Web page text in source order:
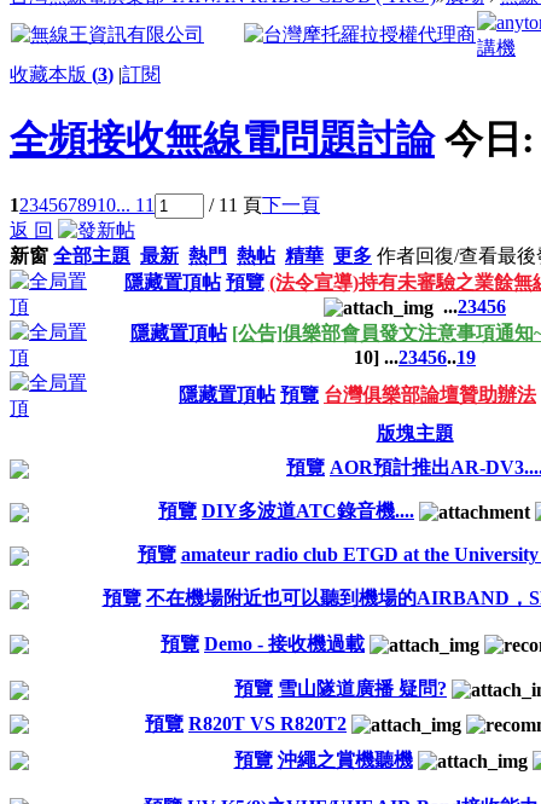
收藏本版 (3) |訂閱
全頻接收無線電問題討論 今日
12345678910... 11 / 11 頁下一頁
返 回
新窗 全部主題 最新 熱門 熱帖 精華 更多 作者回復/查看最後
隱藏置頂帖 預覽 (法令宣導)持有未審驗之業餘無
...23456
隱藏置頂帖 [公告]俱樂部會員發文注意事項通知
10] ...23456..19
隱藏置頂帖 預覽 台灣俱樂部論壇贊助辦法
版塊主題
預覽 AOR預計推出AR-
預覽 DIY多波道ATC錄音機....
預覽 amateur radio club ETGD at the University
預覽 不在機場附近也可以聽到機場的AIRBAND，
預覽 Demo - 接收機過載
預覽 雪山隧道廣播 疑問?
預覽 R820T VS R820T2
預覽 沖繩之賞機聽機